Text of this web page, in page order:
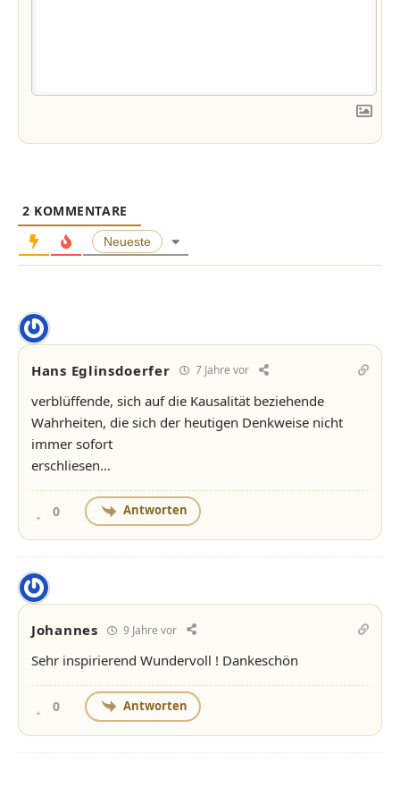
2 KOMMENTARE
Neueste
Hans Eglinsdoerfer 7 Jahre vor
verblüffende, sich auf die Kausalität beziehende
Wahrheiten, die sich der heutigen Denkweise nicht
immer sofort
erschliesen…
0 Antworten
Johannes 9 Jahre vor
Sehr inspirierend Wundervoll ! Dankeschön
0 Antworten